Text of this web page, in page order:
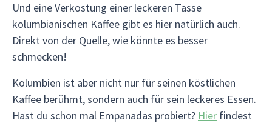
Und eine Verkostung einer leckeren Tasse
kolumbianischen Kaffee gibt es hier natürlich auch.
Direkt von der Quelle, wie könnte es besser
schmecken!
Kolumbien ist aber nicht nur für seinen köstlichen
Kaffee berühmt, sondern auch für sein leckeres Essen.
Hast du schon mal Empanadas probiert? Hier findest